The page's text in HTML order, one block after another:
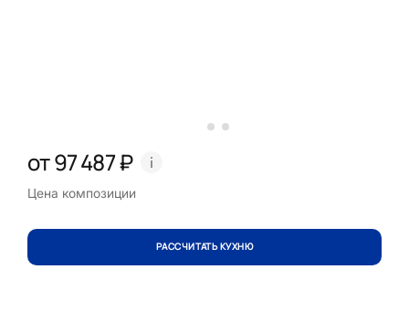
от 97 487 ₽
Цена композиции
РАССЧИТАТЬ КУХНЮ